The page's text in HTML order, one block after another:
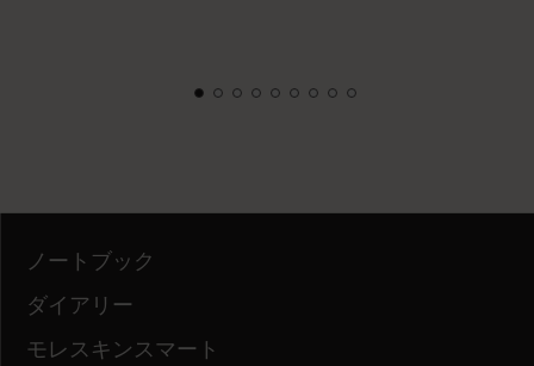
ノートブック
ダイアリー
モレスキンスマート